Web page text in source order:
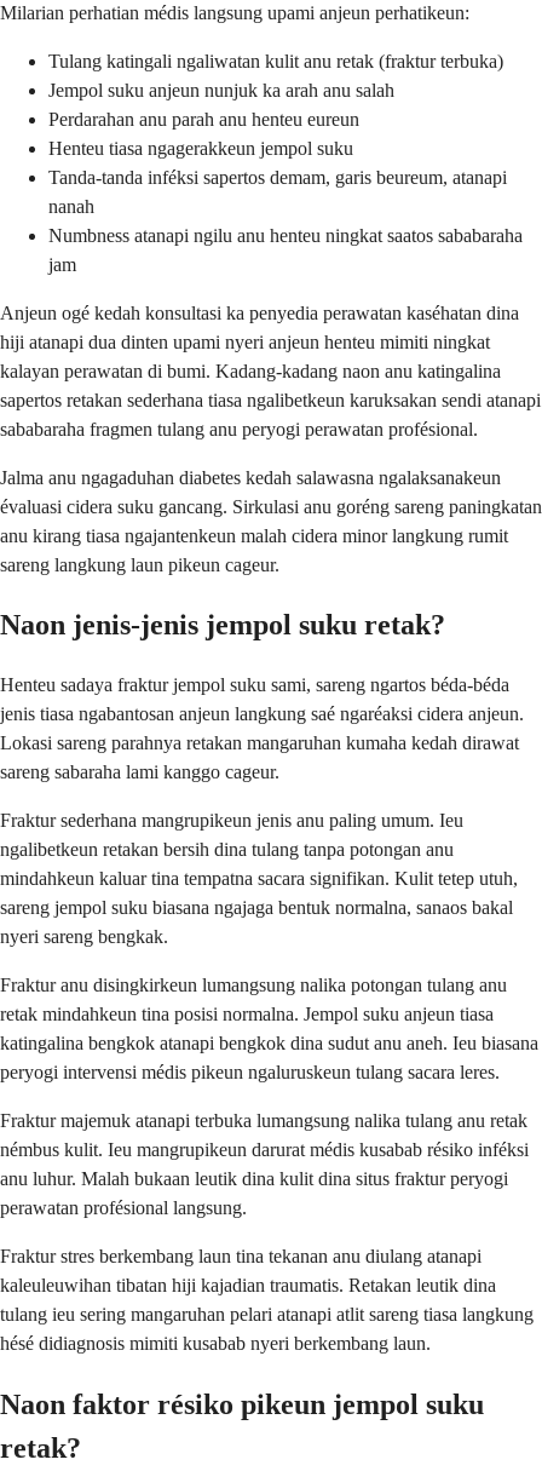
Milarian perhatian médis langsung upami anjeun perhatikeun:
Tulang katingali ngaliwatan kulit anu retak (fraktur terbuka)
Jempol suku anjeun nunjuk ka arah anu salah
Perdarahan anu parah anu henteu eureun
Henteu tiasa ngagerakkeun jempol suku
Tanda-tanda inféksi sapertos demam, garis beureum, atanapi
nanah
Numbness atanapi ngilu anu henteu ningkat saatos sababaraha
jam
Anjeun ogé kedah konsultasi ka penyedia perawatan kaséhatan dina
hiji atanapi dua dinten upami nyeri anjeun henteu mimiti ningkat
kalayan perawatan di bumi. Kadang-kadang naon anu katingalina
sapertos retakan sederhana tiasa ngalibetkeun karuksakan sendi atanapi
sababaraha fragmen tulang anu peryogi perawatan profésional.
Jalma anu ngagaduhan diabetes kedah salawasna ngalaksanakeun
évaluasi cidera suku gancang. Sirkulasi anu goréng sareng paningkatan
anu kirang tiasa ngajantenkeun malah cidera minor langkung rumit
sareng langkung laun pikeun cageur.
Naon jenis-jenis jempol suku retak?
Henteu sadaya fraktur jempol suku sami, sareng ngartos béda-béda
jenis tiasa ngabantosan anjeun langkung saé ngaréaksi cidera anjeun.
Lokasi sareng parahnya retakan mangaruhan kumaha kedah dirawat
sareng sabaraha lami kanggo cageur.
Fraktur sederhana mangrupikeun jenis anu paling umum. Ieu
ngalibetkeun retakan bersih dina tulang tanpa potongan anu
mindahkeun kaluar tina tempatna sacara signifikan. Kulit tetep utuh,
sareng jempol suku biasana ngajaga bentuk normalna, sanaos bakal
nyeri sareng bengkak.
Fraktur anu disingkirkeun lumangsung nalika potongan tulang anu
retak mindahkeun tina posisi normalna. Jempol suku anjeun tiasa
katingalina bengkok atanapi bengkok dina sudut anu aneh. Ieu biasana
peryogi intervensi médis pikeun ngaluruskeun tulang sacara leres.
Fraktur majemuk atanapi terbuka lumangsung nalika tulang anu retak
némbus kulit. Ieu mangrupikeun darurat médis kusabab résiko inféksi
anu luhur. Malah bukaan leutik dina kulit dina situs fraktur peryogi
perawatan profésional langsung.
Fraktur stres berkembang laun tina tekanan anu diulang atanapi
kaleuleuwihan tibatan hiji kajadian traumatis. Retakan leutik dina
tulang ieu sering mangaruhan pelari atanapi atlit sareng tiasa langkung
hésé didiagnosis mimiti kusabab nyeri berkembang laun.
Naon faktor résiko pikeun jempol suku
retak?